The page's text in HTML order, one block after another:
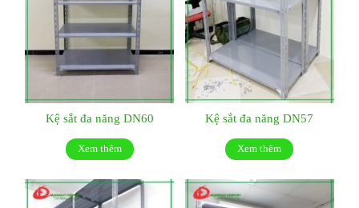
Kệ sắt đa năng DN60
Xem thêm
Kệ sắt đa năng DN57
Xem thêm